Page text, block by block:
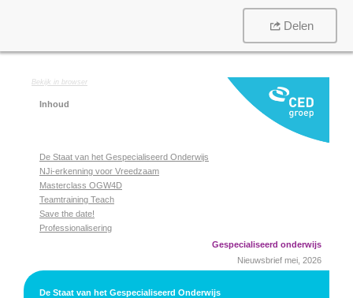
Delen
Bekijk in browser
Inhoud
De Staat van het Gespecialiseerd Onderwijs
NJi-erkenning voor Vreedzaam
Masterclass OGW4D
Teamtraining Teach
Save the date!
Professionalisering
Gespecialiseerd onderwijs
Nieuwsbrief mei, 2026
De Staat van het Gespecialiseerd Onderwijs